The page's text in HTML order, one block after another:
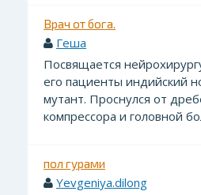
Врач от бога.
Геша
Посвящается
его пациенты индийский
мутант. Проснулся от
компрессора и головной
пол гурами
Yevgeniya.dilong